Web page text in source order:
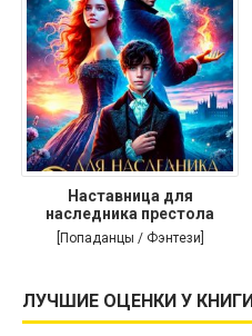
Наставница для
наследника престола
[Попаданцы / Фэнтези]
ЛУЧШИЕ ОЦЕНКИ У КНИГИ